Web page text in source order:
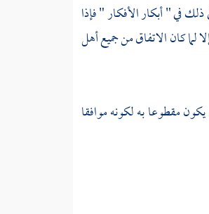
في " أبكار الأفكار " فإذا
لما كان الاتفاق من جميع أهل
مقطوعا به لكونه موافقا